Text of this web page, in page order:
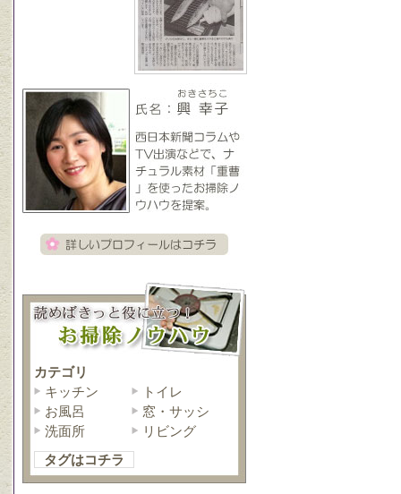
カテゴリ
キッチン
トイレ
お風呂
窓・サッシ
洗面所
リビング
タグはコチラ